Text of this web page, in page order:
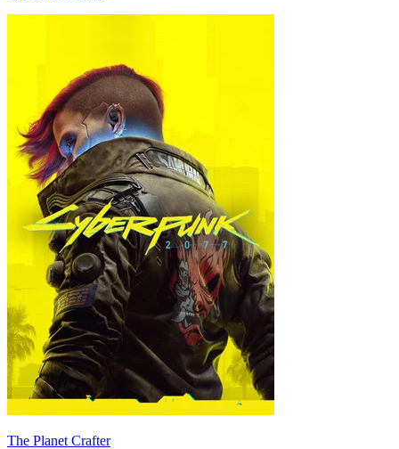
The Planet Crafter